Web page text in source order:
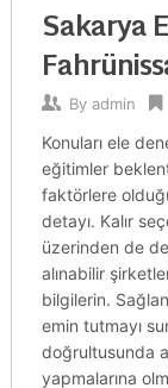
Sakarya
By admin
Konuları ele
eğitimler
faktörlere
detayı. Kalır
üzerinden de
alınabilir
bilgilerin.
emin tutmayı
doğrultusunda
yapmalarına